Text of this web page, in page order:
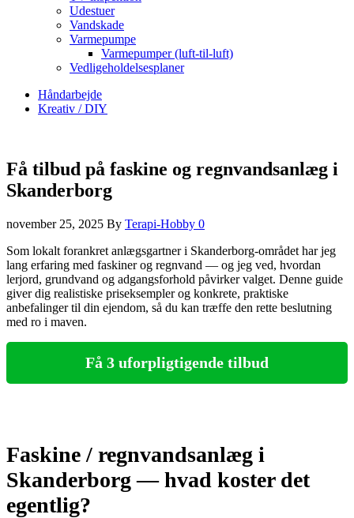
Udestuer
Vandskade
Varmepumpe
Varmepumper (luft-til-luft)
Vedligeholdelsesplaner
Håndarbejde
Kreativ / DIY
Få tilbud på faskine og regnvandsanlæg i
Skanderborg
november 25, 2025 By Terapi-Hobby 0
Som lokalt forankret anlægsgartner i Skanderborg-området har jeg
lang erfaring med faskiner og regnvand — og jeg ved, hvordan
lerjord, grundvand og adgangsforhold påvirker valget. Denne guide
giver dig realistiske priseksempler og konkrete, praktiske
anbefalinger til din ejendom, så du kan træffe den rette beslutning
med ro i maven.
Få 3 uforpligtigende tilbud
Faskine / regnvandsanlæg i
Skanderborg — hvad koster det
egentlig?